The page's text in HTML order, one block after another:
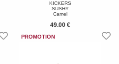
KICKERS
SUSHY
Camel
49.00 €